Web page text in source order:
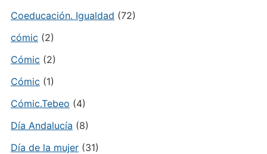
Coeducación. Igualdad (72)
cómic (2)
Cómic (2)
Cómic (1)
Cómic.Tebeo (4)
Día Andalucía (8)
Día de la mujer(31)